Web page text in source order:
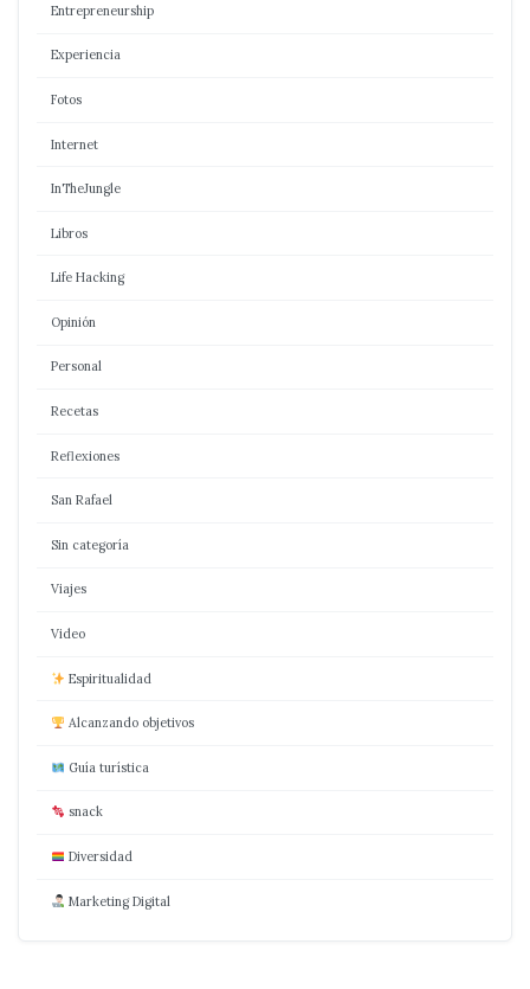
Entrepreneurship
Experiencia
Fotos
Internet
InTheJungle
Libros
Life Hacking
Opinión
Personal
Recetas
Reflexiones
San Rafael
Sin categoría
Viajes
Video
Espiritualidad
Alcanzando objetivos
Guía turística
snack
Diversidad
Marketing Digital